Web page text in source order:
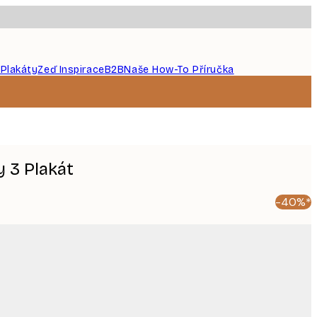
Zeď InspiraceB2BNaše How-To Příručka
3 Plakát
-40%*